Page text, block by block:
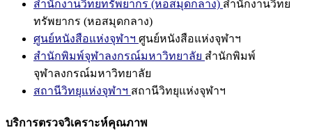
สำนักงานวิทยทรัพยากร (หอสมุดกลาง) สำนักงานวิทย
ทรัพยากร (หอสมุดกลาง)
ศูนย์หนังสือแห่งจุฬาฯ ศูนย์หนังสือแห่งจุฬาฯ
สำนักพิมพ์จุฬาลงกรณ์มหาวิทยาลัย สำนักพิมพ์
จุฬาลงกรณ์มหาวิทยาลัย
สถานีวิทยุแห่งจุฬาฯ สถานีวิทยุแห่งจุฬาฯ
บริการตรวจวิเคราะห์คุณภาพ